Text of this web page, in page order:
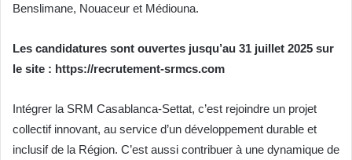
Benslimane, Nouaceur et Médiouna.
Les candidatures sont ouvertes jusqu’au 31 juillet 2025 sur
le site : https://recrutement-srmcs.com
Intégrer la SRM Casablanca-Settat, c’est rejoindre un projet
collectif innovant, au service d’un développement durable et
inclusif de la Région. C’est aussi contribuer à une dynamique de